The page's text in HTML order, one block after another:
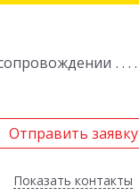
Отправить заявку
Показать контакты
Отправить заявку
Назад